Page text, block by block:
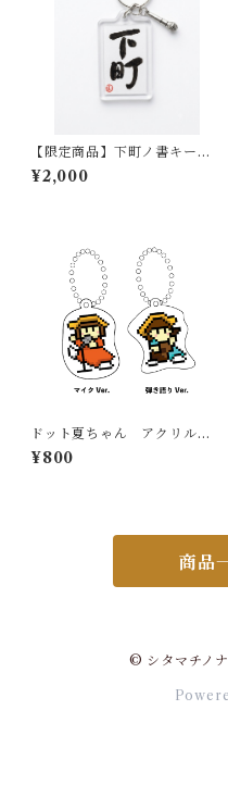
【限定商品】下町ノ書キーホ
ルダー
¥2,000
ドット夏ちゃん アクリルキ
ーホルダー
¥800
商品
© シタマチノ